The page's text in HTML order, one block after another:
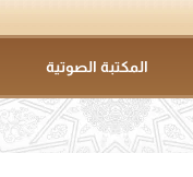
المكتبة الصوتية